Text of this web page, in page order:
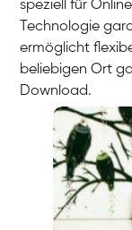
speziell für
Technologie
ermöglicht
beliebigen Ort
Download.